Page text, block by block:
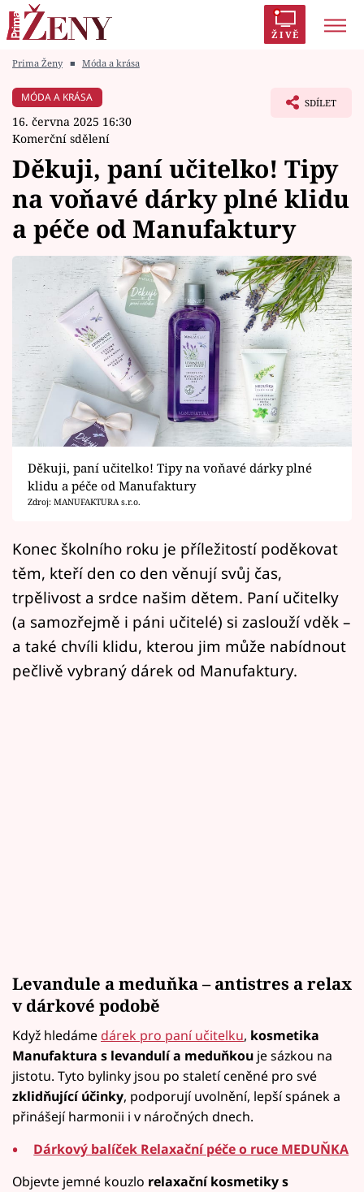
ŽIVĚ
Módní alarm
Témata
Celebrity
Vztahy
Seriály
Horoskopy
Sledujte prima+
Filmový festival Karlovy Vary
Pořady
Přihlášení
Sledujte nás
Prima Ženy ■ Móda a krása
MÓDA A KRÁSA
16. června 2025 16:30
Komerční sdělení
SDÍLET
Děkuji, paní učitelko! Tipy
na voňavé dárky plné klidu
a péče od Manufaktury
Děkuji, paní učitelko! Tipy na voňavé dárky plné
klidu a péče od Manufaktury
Zdroj: MANUFAKTURA s.r.o.
Konec školního roku je příležitostí poděkovat
těm, kteří den co den věnují svůj čas,
trpělivost a srdce našim dětem. Paní učitelky
(a samozřejmě i páni učitelé) si zaslouží vděk –
a také chvíli klidu, kterou jim může nabídnout
pečlivě vybraný dárek od Manufaktury.
Levandule a meduňka – antistres a relax
v dárkové podobě
Když hledáme dárek pro paní učitelku, kosmetika
Manufaktura s levandulí a meduňkou je sázkou na
jistotu. Tyto bylinky jsou po staletí ceněné pro své
zklidňující účinky, podporují uvolnění, lepší spánek a
přinášejí harmonii i v náročných dnech.
Dárkový balíček Relaxační péče o ruce MEDUŇKA
Objevte jemné kouzlo relaxační kosmetiky s